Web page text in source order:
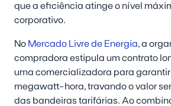
que a eficiência atinge o nível
corporativo.
No Mercado Livre de Energia, a
compradora estipula um contrato
uma comercializadora para garantir
megawatt-hora, travando o valor
das bandeiras tarifárias. Ao